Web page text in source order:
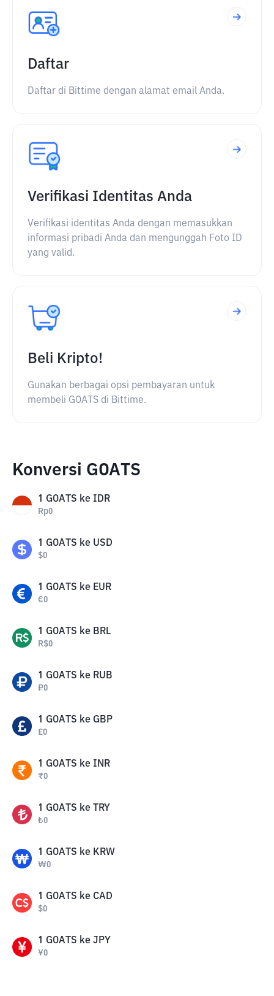
Daftar
Daftar di Bittime dengan alamat email Anda.
Verifikasi Identitas Anda
Verifikasi identitas Anda dengan memasukkan
informasi pribadi Anda dan mengunggah Foto ID
yang valid.
Beli Kripto!
Gunakan berbagai opsi pembayaran untuk
membeli GOATS di Bittime.
Konversi GOATS
1 GOATS ke IDR
Rp0
1 GOATS ke USD
$0
1 GOATS ke EUR
€0
1 GOATS ke BRL
R$0
1 GOATS ke RUB
₽0
1 GOATS ke GBP
£0
1 GOATS ke INR
₹0
1 GOATS ke TRY
₺0
1 GOATS ke KRW
₩0
1 GOATS ke CAD
$0
1 GOATS ke JPY
¥0